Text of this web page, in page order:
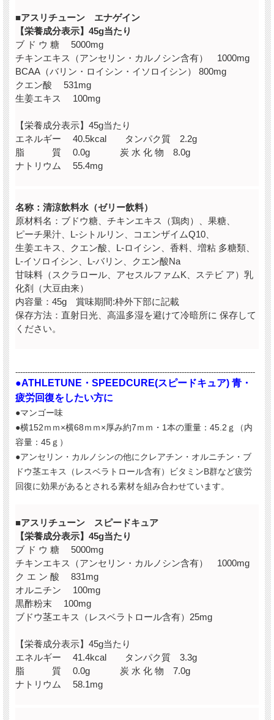
■アスリチューン エナゲイン
【栄養成分表示】45g当たり
ブ ド ウ 糖 5000mg
チキンエキス（アンセリン・カルノシン含有） 1000mg
BCAA（バリン・ロイシン・イソロイシン） 800mg
クエン酸 531mg
生姜エキス 100mg
【栄養成分表示】45g当たり
エネルギー 40.5kcal タンパク質 2.2g
脂 質 0.0g 炭 水 化 物 8.0g
ナトリウム 55.4mg
名称：清涼飲料水（ゼリー飲料）
原材料名：ブドウ糖、チキンエキス（鶏肉）、果糖、
ピーチ果汁、L-シトルリン、コエンザイムQ10、
生姜エキス、クエン酸、L-ロイシン、香料、増粘 多糖類、
L-イソロイシン、L-バリン、クエン酸Na
甘味料（スクラロール、アセスルファムK、ステビ ア）乳
化剤（大豆由来）
内容量：45g 賞味期間:枠外下部に記載
保存方法：直射日光、高温多湿を避けて冷暗所に 保存して
ください。
--------------------------------------------------------------------------------------------------
●ATHLETUNE・SPEEDCURE(スピードキュア) 青・
疲労回復をしたい方に
●マンゴー味
●横152ｍｍ×横68ｍｍ×厚み約7ｍｍ・ 1本の重量：45.2ｇ（内
容量：45ｇ）
●アンセリン・カルノシンの他にクレアチン・オルニチン・ブ
ドウ茎エキス（レスベラトロール含有）ビタミンB群など疲労
回復に効果があるとされる素材を組み合わせています。
■アスリチューン スピードキュア
【栄養成分表示】45g当たり
ブ ド ウ 糖 5000mg
チキンエキス（アンセリン・カルノシン含有） 1000mg
ク エ ン 酸 831mg
オルニチン 100mg
黒酢粉末 100mg
ブドウ茎エキス（レスベラトロール含有）25mg
【栄養成分表示】45g当たり
エネルギー 41.4kcal タンパク質 3.3g
脂 質 0.0g 炭 水 化 物 7.0g
ナトリウム 58.1mg